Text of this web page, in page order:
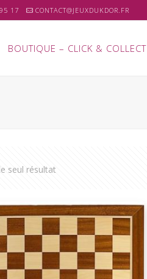
17 CONTACT@JEUXDUKDOR.FR
BOUTIQUE – CLICK & COLLECT
seul résultat